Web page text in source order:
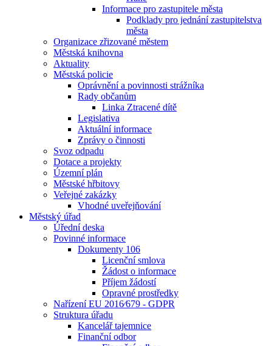
Informace pro zastupitele města
Podklady pro jednání zastupitelstva
města
Organizace zřizované městem
Městská knihovna
Aktuality
Městská policie
Oprávnění a povinnosti strážníka
Rady občanům
Linka Ztracené dítě
Legislativa
Aktuální informace
Zprávy o činnosti
Svoz odpadu
Dotace a projekty
Územní plán
Městské hřbitovy
Veřejné zakázky
Vhodné uveřejňování
Městský úřad
Úřední deska
Povinné informace
Dokumenty 106
Licenční smlova
Žádost o informace
Příjem žádostí
Opravné prostředky
Nařízení EU 2016⁄679 - GDPR
Struktura úřadu
Kancelář tajemnice
Finanční odbor